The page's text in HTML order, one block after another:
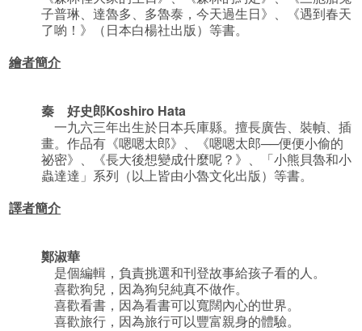
子普琳、達魯多、多魯泰，今天過生日》、《遇到春天
了喲！》（日本白楊社出版）等書。
繪者簡介
秦 好史郎Koshiro Hata
一九六三年出生於日本兵庫縣。擅長廣告、裝幀、插
畫。作品有《嗯嗯太郎》、《嗯嗯太郎──便便小偷的
祕密》、《長大後想變成什麼呢？》、「小熊貝魯和小
蟲達達」系列（以上皆由小魯文化出版）等書。
譯者簡介
鄭淑華
是個編輯，負責挑選和刊登故事給孩子看的人。
喜歡狗兒，因為狗兒純真不做作。
喜歡看書，因為看書可以寬闊內心的世界。
喜歡旅行，因為旅行可以豐富親身的體驗。